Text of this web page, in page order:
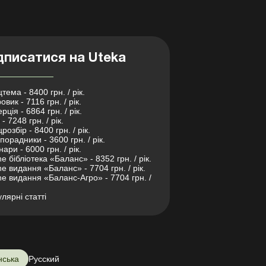
на Uteka
- 8400 грн. / рік.
- 7116 грн. / рік.
- 6864 грн. / рік.
7248 грн. / рік.
- 8400 грн. / рік.
- 3600 грн. / рік.
- 6000 грн. / рік.
бібліотека «Баланс» - 8352 грн. / рік.
видання «Баланс» - 7704 грн. / рік.
видання «Баланс-Агро» - 7704 грн. /
статті
Русский